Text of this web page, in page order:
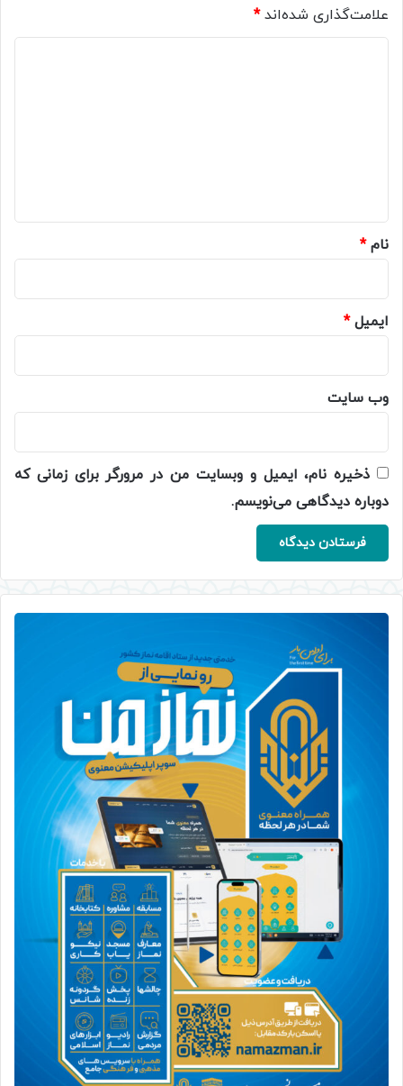
علامت‌گذاری شده‌اند*
نام*
ایمیل*
وب‌ سایت
ذخیره نام، ایمیل و وبسایت من در مرورگر برای زمانی که
دوباره دیدگاهی می‌نویسم.